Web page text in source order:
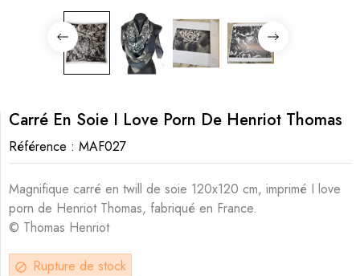
Carré En Soie I Love Porn De Henriot Thomas
Référence : MAF027
Magnifique carré en twill de soie 120x120 cm, imprimé I love
porn de Henriot Thomas, fabriqué en France.
© Thomas Henriot
block Rupture de stock